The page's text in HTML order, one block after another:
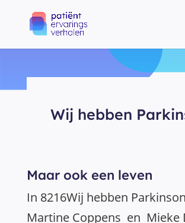
Wij hebben
Maar ook een leven
In 8216Wij hebben
Martine Coppens en Mieke